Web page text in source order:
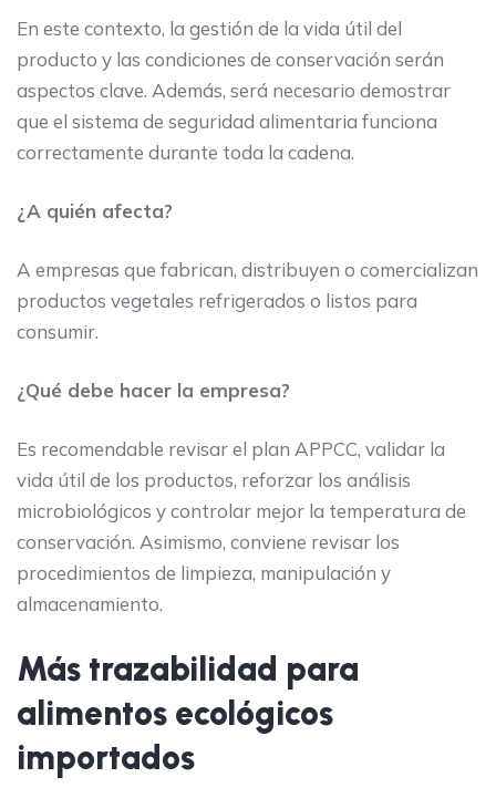
En este contexto, la gestión de la vida útil del
producto y las condiciones de conservación serán
aspectos clave. Además, será necesario demostrar
que el sistema de seguridad alimentaria funciona
correctamente durante toda la cadena.
¿A quién afecta?
A empresas que fabrican, distribuyen o comercializan
productos vegetales refrigerados o listos para
consumir.
¿Qué debe hacer la empresa?
Es recomendable revisar el plan APPCC, validar la
vida útil de los productos, reforzar los análisis
microbiológicos y controlar mejor la temperatura de
conservación. Asimismo, conviene revisar los
procedimientos de limpieza, manipulación y
almacenamiento.
Más trazabilidad para
alimentos ecológicos
importados